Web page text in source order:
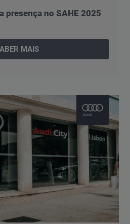
presença no SAHE 2025
MAIS